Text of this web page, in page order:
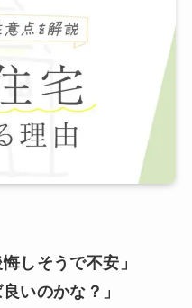
しそうで不安」
いのかな？」